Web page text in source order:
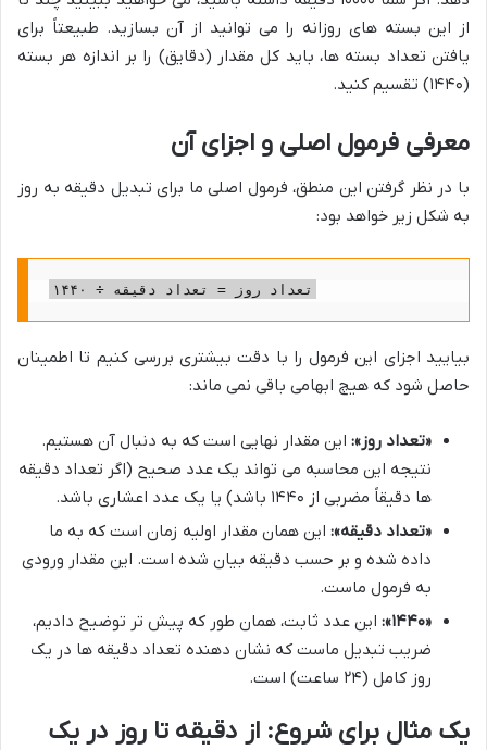
از این بسته های روزانه را می توانید از آن بسازید. طبیعتاً برای
یافتن تعداد بسته ها، باید کل مقدار (دقایق) را بر اندازه هر بسته
(۱۴۴۰) تقسیم کنید.
معرفی فرمول اصلی و اجزای آن
با در نظر گرفتن این منطق، فرمول اصلی ما برای تبدیل دقیقه به روز
به شکل زیر خواهد بود:
تعداد روز = تعداد دقیقه ÷ ۱۴۴۰
بیایید اجزای این فرمول را با دقت بیشتری بررسی کنیم تا اطمینان
حاصل شود که هیچ ابهامی باقی نمی ماند:
«تعداد روز»: این مقدار نهایی است که به دنبال آن هستیم.
نتیجه این محاسبه می تواند یک عدد صحیح (اگر تعداد دقیقه
ها دقیقاً مضربی از ۱۴۴۰ باشد) یا یک عدد اعشاری باشد.
«تعداد دقیقه»: این همان مقدار اولیه زمان است که به ما
داده شده و بر حسب دقیقه بیان شده است. این مقدار ورودی
به فرمول ماست.
«۱۴۴۰»:
این عدد ثابت، همان طور که پیش تر توضیح دادیم،
ضریب تبدیل ماست که نشان دهنده تعداد دقیقه ها در یک
روز کامل (۲۴ ساعت) است.
یک مثال برای شروع: از دقیقه تا روز در یک